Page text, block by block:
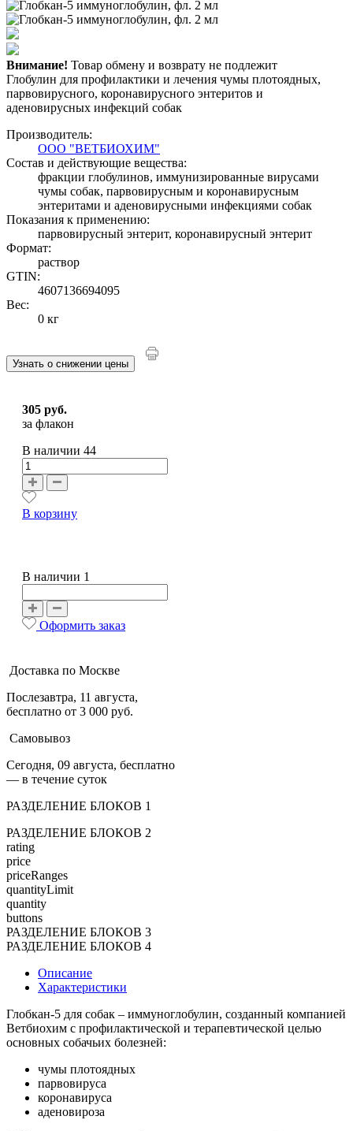
Внимание! Товар обмену и возврату не подлежит
Глобулин для профилактики и лечения чумы плотоядных,
парвовирусного, коронавирусного энтеритов и
аденовирусных инфекций собак
Производитель:
ООО "ВЕТБИОХИМ"
Состав и действующие вещества:
фракции глобулинов, иммунизированные вирусами
чумы собак, парвовирусным и коронавирусным
энтеритами и аденовирусными инфекциями собак
Показания к применению:
парвовирусный энтерит, коронавирусный энтерит
Формат:
раствор
GTIN:
4607136694095
Вес:
0 кг
Узнать о снижении цены
305 руб.
за флакон
В наличии 44
В корзину
В наличии 1
Оформить заказ
Доставка по Москве
Послезавтра, 11 августа,
бесплатно от 3 000 руб.
Самовывоз
Сегодня, 09 августа, бесплатно
— в течение суток
РАЗДЕЛЕНИЕ БЛОКОВ 1
РАЗДЕЛЕНИЕ БЛОКОВ 2
rating
price
priceRanges
quantityLimit
quantity
buttons
РАЗДЕЛЕНИЕ БЛОКОВ 3
РАЗДЕЛЕНИЕ БЛОКОВ 4
Описание
Характеристики
Глобкан-5 для собак – иммуноглобулин, созданный компанией
Ветбиохим с профилактической и терапевтической целью
основных собачьих болезней:
чумы плотоядных
парвовируса
коронавируса
аденовироза